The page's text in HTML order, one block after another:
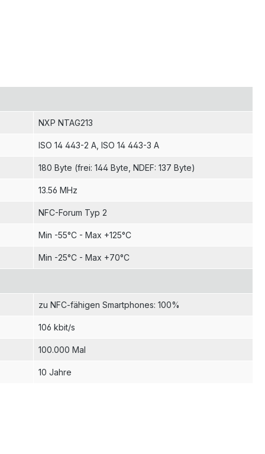
NXP NTAG213
ISO 14 443-2 A , ISO 14 443-3 A
180 Byte (frei: 144 Byte, NDEF: 137 Byte)
13.56 MHz
NFC-Forum Typ 2
Min -55°C - Max +125°C
Min -25°C - Max +70°C
zu NFC-fähigen Smartphones: 100%
106 kbit/s
100.000 Mal
10 Jahre